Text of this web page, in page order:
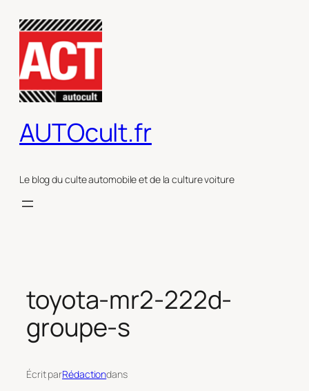
contenu
AUTOcult.fr
Le blog du culte automobile et de la culture voiture
toyota-mr2-222d-
groupe-s
Écrit parRédactiondans